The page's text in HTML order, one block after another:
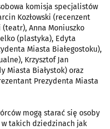
komisja specjalistów
Kozłowski (recenzent
(teatr), Anna Moniuszko
(plastyka), Edyta
Miasta Białegostoku),
Krzysztof Jan
Miasta Białystok) oraz
Prezydenta Miasta
mogą starać się osoby
takich dziedzinach jak